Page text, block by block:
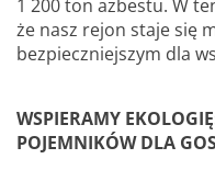
1 200 ton azbestu. W
że nasz rejon staje się
bezpieczniejszym dla
WSPIERAMY
POJEMNIKÓW DLA